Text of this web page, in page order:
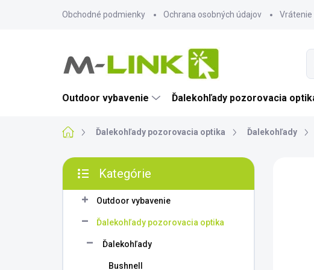
Obchodné podmienky Ochrana osobných údajov Vrátenie
Outdoor vybavenie Ďalekohľady pozorovacia
DomovĎalekohľady pozorovacia optika Ďalekohľady
B
č
kategórie
Kategórie
Outdoor vybavenie
Ďalekohľady pozorovacia optika
Ďalekohľady
Bushnell